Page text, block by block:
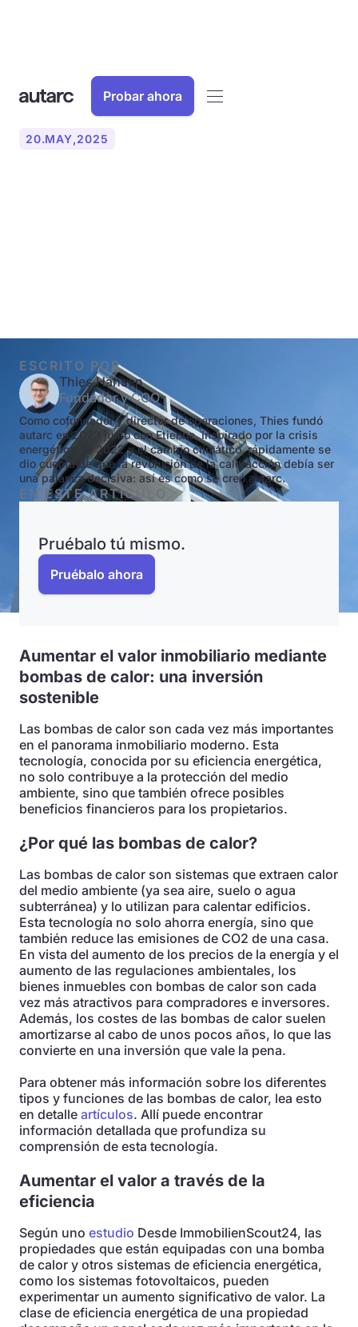
Probar ahora
20.MAY,2025
ESCRITO POR
Thies Hansen
Fundador y COO
Como cofundador y director de operaciones, Thies fundó
autarc en 2023 junto con Etienne. Inspirado por la crisis
energética de 2022 y el cambio climático, rápidamente se
dio cuenta de que la revolución de la calefacción debía ser
una palanca decisiva: así es como se creó autarc.
EN ESTE ARTÍCULO
Pruébalo tú mismo.
Pruébalo ahora
Aumentar el valor inmobiliario mediante
bombas de calor: una inversión
sostenible
Las bombas de calor son cada vez más importantes
en el panorama inmobiliario moderno. Esta
tecnología, conocida por su eficiencia energética,
no solo contribuye a la protección del medio
ambiente, sino que también ofrece posibles
beneficios financieros para los propietarios.
¿Por qué las bombas de calor?
Las bombas de calor son sistemas que extraen calor
del medio ambiente (ya sea aire, suelo o agua
subterránea) y lo utilizan para calentar edificios.
Esta tecnología no solo ahorra energía, sino que
también reduce las emisiones de CO2 de una casa.
En vista del aumento de los precios de la energía y el
aumento de las regulaciones ambientales, los
bienes inmuebles con bombas de calor son cada
vez más atractivos para compradores e inversores.
Además, los costes de las bombas de calor suelen
amortizarse al cabo de unos pocos años, lo que las
convierte en una inversión que vale la pena.
Para obtener más información sobre los diferentes
tipos y funciones de las bombas de calor, lea esto
en detalle artículos. Allí puede encontrar
información detallada que profundiza su
comprensión de esta tecnología.
Aumentar el valor a través de la
eficiencia
Según uno estudio Desde ImmobilienScout24, las
propiedades que están equipadas con una bomba
de calor y otros sistemas de eficiencia energética,
como los sistemas fotovoltaicos, pueden
experimentar un aumento significativo de valor. La
clase de eficiencia energética de una propiedad